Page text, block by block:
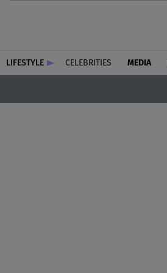
LIFESTYLE CELEBRITIES MEDIA